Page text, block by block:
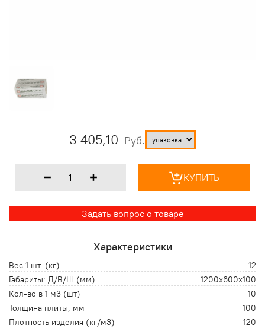
3 405,10 Руб.
КУПИТЬ
Задать вопрос о товаре
Характеристики
Вес 1 шт. (кг)
12
Габариты: Д/В/Ш (мм)
1200х600х100
Кол-во в 1 м3 (шт)
10
Толщина плиты, мм
100
Плотность изделия (кг/м3)
120